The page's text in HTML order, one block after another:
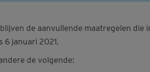
de aanvullende maatregelen die
6 januari 2021.
de volgende: